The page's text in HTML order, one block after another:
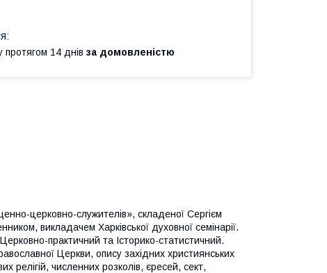
протягом 14 днів за домовленістю
церковно-служителів», складеної Сергієм
викладачем Харківської духовної семінарії.
практичний та Історико-статистичний.
Церкви, опису західних християнських
релігій, численних розколів, єресей, сект,